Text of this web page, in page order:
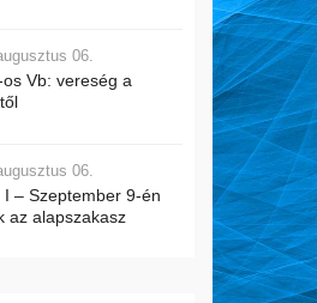
06.
Vb: vereség a
06.
I – Szeptember 9-én
az alapszakasz